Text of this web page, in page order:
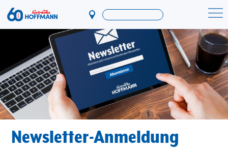
Direkt
zum
Inhalt
Startseite Getränke Hoffmann
Newsletter-Anmeldung